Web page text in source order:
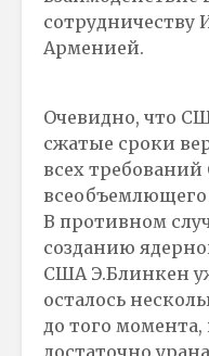
сотрудничеству
Арменией.
Очевидно, что
сжатые сроки
всех
В противном
созданию
США Э.Блинкен
осталось
до того момента,